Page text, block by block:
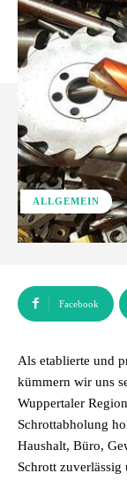
ALLGEMEIN
Facebook
Als etablierte und
kümmern wir uns
Wuppertaler
Schrottabholung
Haushalt, Büro,
Schrott